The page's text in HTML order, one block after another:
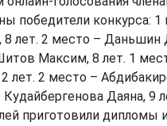
победители конкурса:
8 лет. 2 место – Даньшин
Максим, 8 лет. 1
лет. 2 место –
Даяна, 9
приготовили дипломы